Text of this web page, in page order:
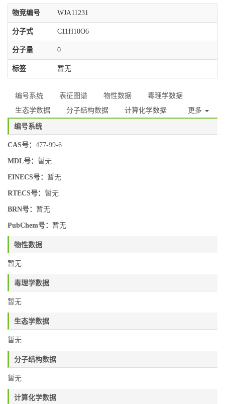
物竞编号 WJA11231
分子式 C11H10O6
分子量 0
标签 暂无
编号系统 表征图谱 物性数据
毒理学数据
生态学数据
分子结构数据 计算化学数据 更多
编号系统
CAS号： 477-99-6
MDL号： 暂无
EINECS号： 暂无
RTECS号： 暂无
BRN号： 暂无
PubChem号： 暂无
物性数据
暂无
毒理学数据
暂无
生态学数据
暂无
分子结构数据
暂无
计算化学数据